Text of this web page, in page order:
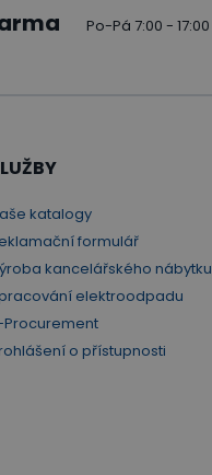
Po-Pá 7:00 - 17:00
katalogy
formulář
kancelářského nábytku
elektroodpadu
Procurement
o přístupnosti